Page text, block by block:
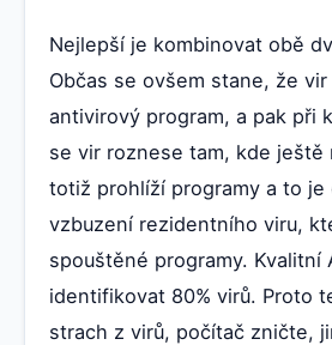
Nejlepší je kombinovat obě
Občas se ovšem stane, že
antivirový program, a pak při
se vir roznese tam, kde ještě
totiž prohlíží programy a to je
vzbuzení rezidentního viru,
spouštěné programy. Kvalitní
identifikovat 80% virů. Proto
strach z virů, počítač zničte,